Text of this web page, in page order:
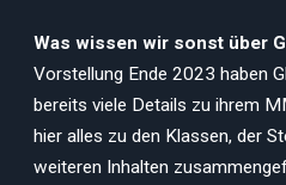
Was wissen wir sonst über
Vorstellung Ende 2023 haben
bereits viele Details zu ihrem
hier alles zu den Klassen, der
weiteren Inhalten